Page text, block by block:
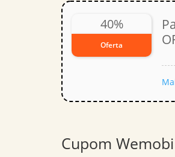
40%
Oferta
Cupom